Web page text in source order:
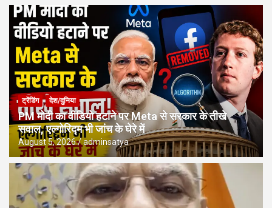
ट्रेंडिंग देश/दुनिया
PM मोदी का वीडियो हटाने पर Meta से सरकार के तीखे
सवाल, एल्गोरिद्म भी जांच के घेरे में
August 5, 2026 adminsatya